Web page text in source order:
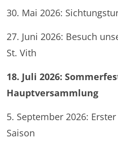
30. Mai 2026:
27. Juni 2026: Besuch
St. Vith
18. Juli 2026:
Hauptversammlung
5. September 2026:
Saison